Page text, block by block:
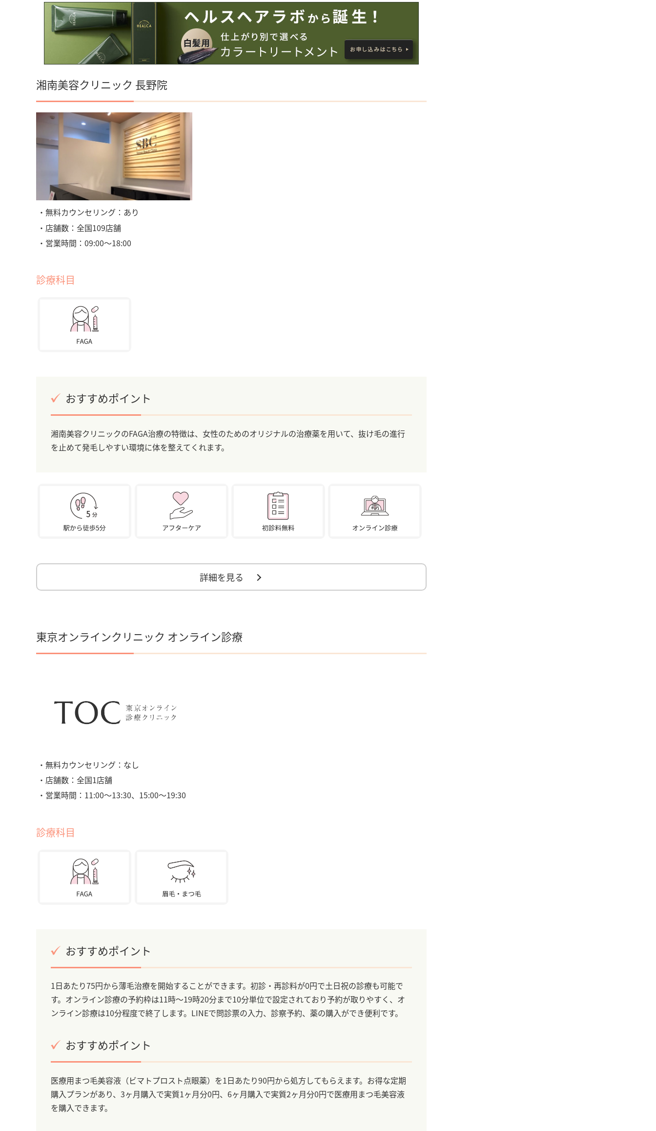
湘南美容クリニック 長野院
・無料カウンセリング：あり
・店舗数：全国109店舗
・営業時間：09:00〜18:00
診療科目
おすすめポイント
湘南美容クリニックのFAGA治療の特徴は、女性のためのオリジナルの治療薬を用いて、抜け毛の進行
を止めて発毛しやすい環境に体を整えてくれます。
詳細を見る
東京オンラインクリニック オンライン診療
・無料カウンセリング：なし
・店舗数：全国1店舗
・営業時間：11:00〜13:30、15:00〜19:30
診療科目
おすすめポイント
1日あたり75円から薄毛治療を開始することができます。初診・再診料が0円で土日祝の診療も可能で
す。オンライン診療の予約枠は11時～19時20分まで10分単位で設定されており予約が取りやすく、オ
ンライン診療は10分程度で終了します。LINEで問診票の入力、診察予約、薬の購入ができ便利です。
おすすめポイント
医療用まつ毛美容液（ビマトプロスト点眼薬）を1日あたり90円から処方してもらえます。お得な定期
購入プランがあり、3ヶ月購入で実質1ヶ月分0円、6ヶ月購入で実質2ヶ月分0円で医療用まつ毛美容液
を購入できます。